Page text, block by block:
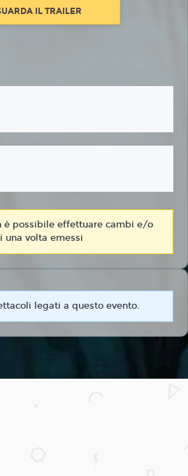
IL TRAILER
è possibile effettuare cambi e/o
volta emessi
legati a questo evento.